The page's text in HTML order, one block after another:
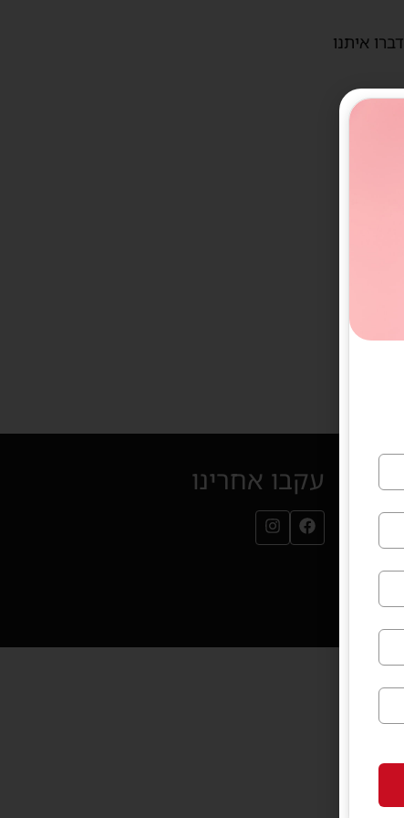
דברו איתנו
עקבו אחרינו
עמוד הפייסבוק שלנו (נפתח בחלון חדש)
עמוד האינסטגרם שלנו (נפתח בחלון